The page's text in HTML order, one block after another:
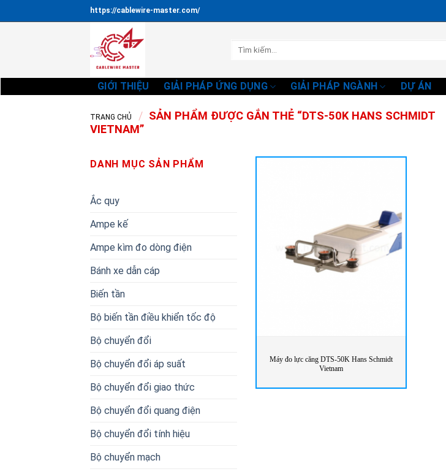
qua
https://cablewire-master.com/
GIỚI THIỆU GIẢI PHÁP ỨNG DỤNG GIẢI PHÁP NGÀNH DỰ ÁN
TRANG CHỦ / SẢN PHẨM ĐƯỢC GẮN THẺ “DTS-50K HANS SCHMIDT
VIETNAM”
DANH MỤC SẢN PHẨM
Ắc quy
Ampe kế
Ampe kìm đo dòng điện
Bánh xe dẫn cáp
Biến tần
Bộ biến tần điều khiển tốc độ
Bộ chuyển đổi
Bộ chuyển đổi áp suất
Bộ chuyển đổi giao thức
Bộ chuyển đổi quang điện
Bộ chuyển đổi tính hiệu
Bộ chuyển mạch
Máy đo lực căng DTS-50K Hans Schmidt
Vietnam